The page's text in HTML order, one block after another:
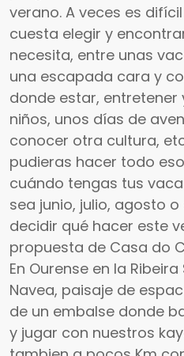
verano. A veces es
cuesta elegir y
necesita, entre unas
una escapada cara y
donde estar,
niños, unos días de
conocer otra cultura,
pudieras hacer todo
cuándo tengas tus
sea junio, julio, agosto
decidir qué hacer este
propuesta de Casa do
En Ourense en la
Navea, paisaje de
de un embalse donde
y jugar con nuestros